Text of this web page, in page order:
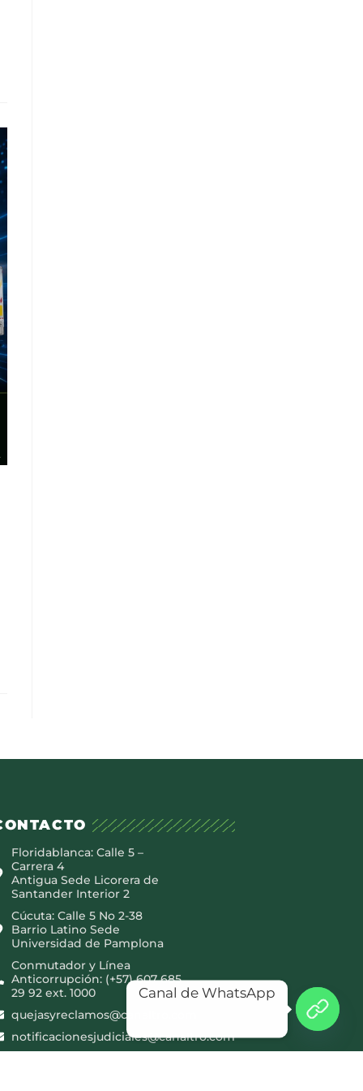
Floridablanca: Calle 5 –
Carrera 4
Antigua Sede Licorera de
Santander Interior 2
Cúcuta: Calle 5 No 2-38
Barrio Latino Sede
Universidad de Pamplona
Conmutador y Línea
Anticorrupción: (+57) 607 685
29 92 ext. 1000
quejasyreclamos@canaltro.com
notificacionesjudiciales@canaltro.com
Canal de WhatsApp